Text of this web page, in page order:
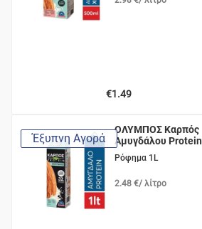
€1.49
Έξυπνη Αγορά
ΟΛΥΜΠΟΣ Καρπός
Αμυγδάλου Protein
Ρόφημα 1L
2.48 €/ λίτρο